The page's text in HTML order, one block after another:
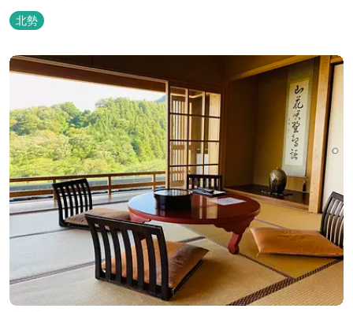
北勢